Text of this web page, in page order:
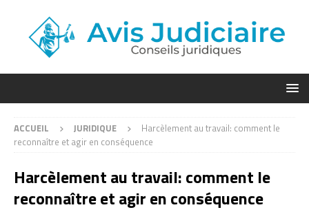
ACCUEIL JURIDIQUE
Harcèlement au travail: comment le
reconnaître et agir en conséquence
Harcèlement au travail: comment le
reconnaître et agir en conséquence